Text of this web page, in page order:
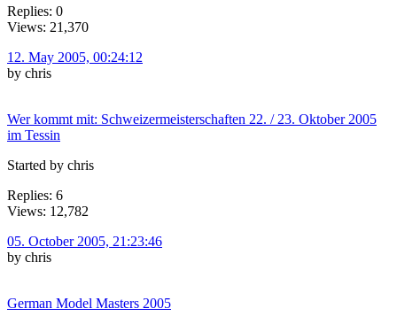
Replies: 0
Views: 21,370
12. May 2005, 00:24:12
by chris
Wer kommt mit: Schweizermeisterschaften 22. / 23. Oktober 2005
im Tessin
Started by chris
Replies: 6
Views: 12,782
05. October 2005, 21:23:46
by chris
German Model Masters 2005